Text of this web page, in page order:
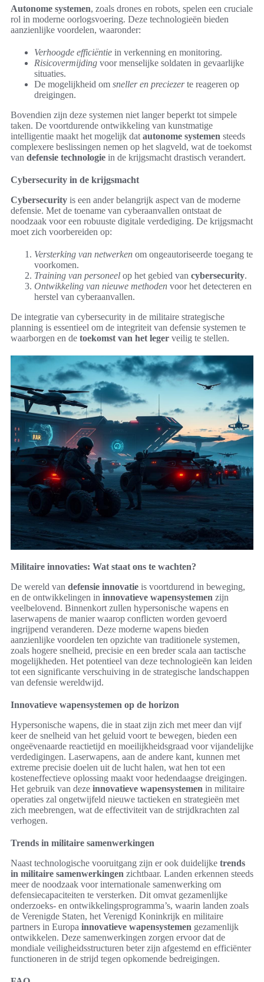
Autonome systemen, zoals drones en robots, spelen een cruciale
rol in moderne oorlogsvoering. Deze technologieën bieden
aanzienlijke voordelen, waaronder:
Verhoogde efficiëntie in verkenning en monitoring.
Risicovermijding voor menselijke soldaten in gevaarlijke
situaties.
De mogelijkheid om sneller en preciezerte reageren op
dreigingen.
Bovendien zijn deze systemen niet langer beperkt tot simpele
taken. De voortdurende ontwikkeling van kunstmatige
intelligentie maakt het mogelijk dat autonome systemen steeds
complexere beslissingen nemen op het slagveld, wat de toekomst
van defensie technologie in de krijgsmacht drastisch verandert.
Cybersecurity in de krijgsmacht
Cybersecurity is een ander belangrijk aspect van de moderne
defensie. Met de toename van cyberaanvallen ontstaat de
noodzaak voor een robuuste digitale verdediging. De krijgsmacht
moet zich voorbereiden op:
Versterking van netwerken om ongeautoriseerde toegang te
voorkomen.
Training van personeel op het gebied van cybersecurity.
Ontwikkeling van nieuwe methoden voor het detecteren en
herstel van cyberaanvallen.
De integratie van cybersecurity in de militaire strategische
planning is essentieel om de integriteit van defensie systemen te
waarborgen en de toekomst van het leger veilig te stellen.
Militaire innovaties: Wat staat ons te wachten?
De wereld van defensie innovatie is voortdurend in beweging,
en de ontwikkelingen in innovatieve wapensystemen zijn
veelbelovend. Binnenkort zullen hypersonische wapens en
laserwapens de manier waarop conflicten worden gevoerd
ingrijpend veranderen. Deze moderne wapens bieden
aanzienlijke voordelen ten opzichte van traditionele systemen,
zoals hogere snelheid, precisie en een breder scala aan tactische
mogelijkheden. Het potentieel van deze technologieën kan leiden
tot een significante verschuiving in de strategische landschappen
van defensie wereldwijd.
Innovatieve wapensystemen op de horizon
Hypersonische wapens, die in staat zijn zich met meer dan vijf
keer de snelheid van het geluid voort te bewegen, bieden een
ongeëvenaarde reactietijd en moeilijkheidsgraad voor vijandelijke
verdedigingen. Laserwapens, aan de andere kant, kunnen met
extreme precisie doelen uit de lucht halen, wat hen tot een
kosteneffectieve oplossing maakt voor hedendaagse dreigingen.
Het gebruik van deze innovatieve wapensystemen in militaire
operaties zal ongetwijfeld nieuwe tactieken en strategieën met
zich meebrengen, wat de effectiviteit van de strijdkrachten zal
verhogen.
Trends in militaire samenwerkingen
Naast technologische vooruitgang zijn er ook duidelijke trends
in militaire samenwerkingen zichtbaar. Landen erkennen steeds
meer de noodzaak voor internationale samenwerking om
defensiecapaciteiten te versterken. Dit omvat gezamenlijke
onderzoeks- en ontwikkelingsprogramma’s, waarin landen zoals
de Verenigde Staten, het Verenigd Koninkrijk en militaire
partners in Europa innovatieve wapensystemen gezamenlijk
ontwikkelen. Deze samenwerkingen zorgen ervoor dat de
mondiale veiligheidsstructuren beter zijn afgestemd en efficiënter
functioneren in de strijd tegen opkomende bedreigingen.